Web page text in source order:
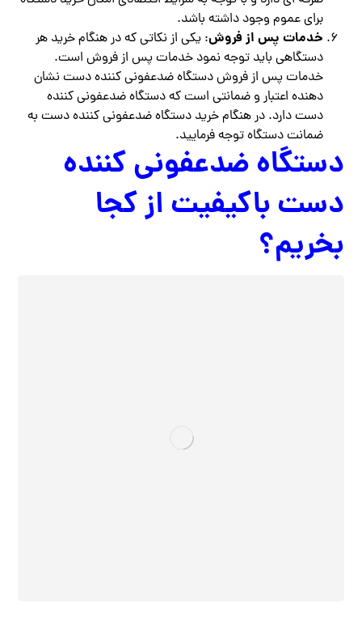
برای عموم وجود داشته باشد.
خدمات پس از فروش: یکی از نکاتی که در هنگام خرید هر
دستگاهی باید توجه نمود خدمات پس از فروش است.
خدمات پس از فروش دستگاه ضدعفونی کننده دست نشان
دهنده اعتبار و ضمانتی است که دستگاه ضدعفونی کننده
دست دارد. در هنگام خرید دستگاه ضدعفونی کننده دست به
ضمانت دستگاه توجه فرمایید.
دستگاه ضدعفونی کننده
دست باکیفیت از کجا
بخریم؟